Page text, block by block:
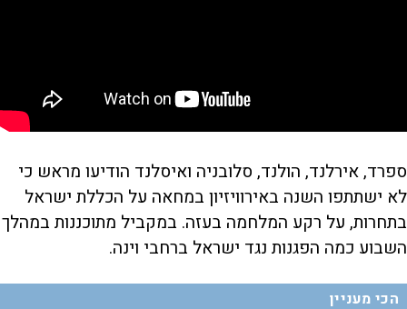
ספרד, אירלנד, הולנד, סלובניה ואיסלנד הודיעו מראש כי
לא ישתתפו השנה באירוויזיון במחאה על הכללת ישראל
בתחרות, על רקע המלחמה בעזה. במקביל מתוכננות במהלך
השבוע כמה הפגנות נגד ישראל ברחבי וינה.
הכי מעניין